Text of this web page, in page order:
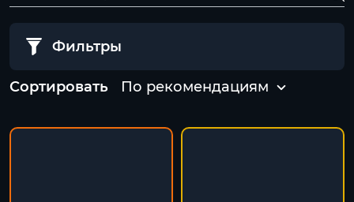
Фильтры
Сортировать По рекомендациям